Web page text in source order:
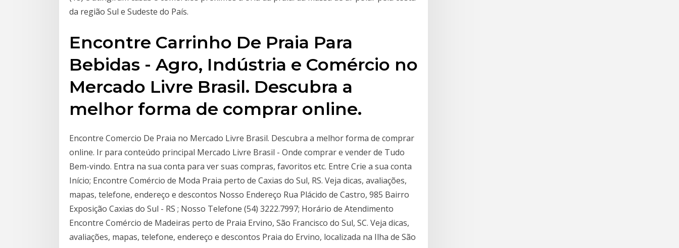
da região Sul e Sudeste do País.
Encontre Carrinho De Praia Para
Bebidas - Agro, Indústria e Comércio no
Mercado Livre Brasil. Descubra a
melhor forma de comprar online.
Encontre Comercio De Praia no Mercado Livre Brasil. Descubra a melhor forma de comprar
online. Ir para conteúdo principal Mercado Livre Brasil - Onde comprar e vender de Tudo
Bem-vindo. Entra na sua conta para ver suas compras, favoritos etc. Entre Crie a sua conta
Início; Encontre Comércio de Moda Praia perto de Caxias do Sul, RS. Veja dicas, avaliações,
mapas, telefone, endereço e descontos Nosso Endereço Rua Plácido de Castro, 985 Bairro
Exposição Caxias do Sul - RS ; Nosso Telefone (54) 3222.7997; Horário de Atendimento
Encontre Comércio de Madeiras perto de Praia Ervino, São Francisco do Sul, SC. Veja dicas,
avaliações, mapas, telefone, endereço e descontos Praia do Ervino, localizada na Ilha de São